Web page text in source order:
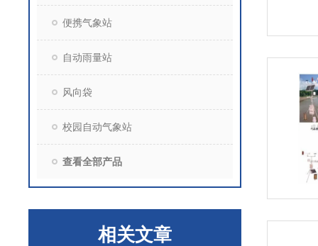
便携气象站
自动雨量站
风向袋
校园自动气象站
查看全部产品
相关文章